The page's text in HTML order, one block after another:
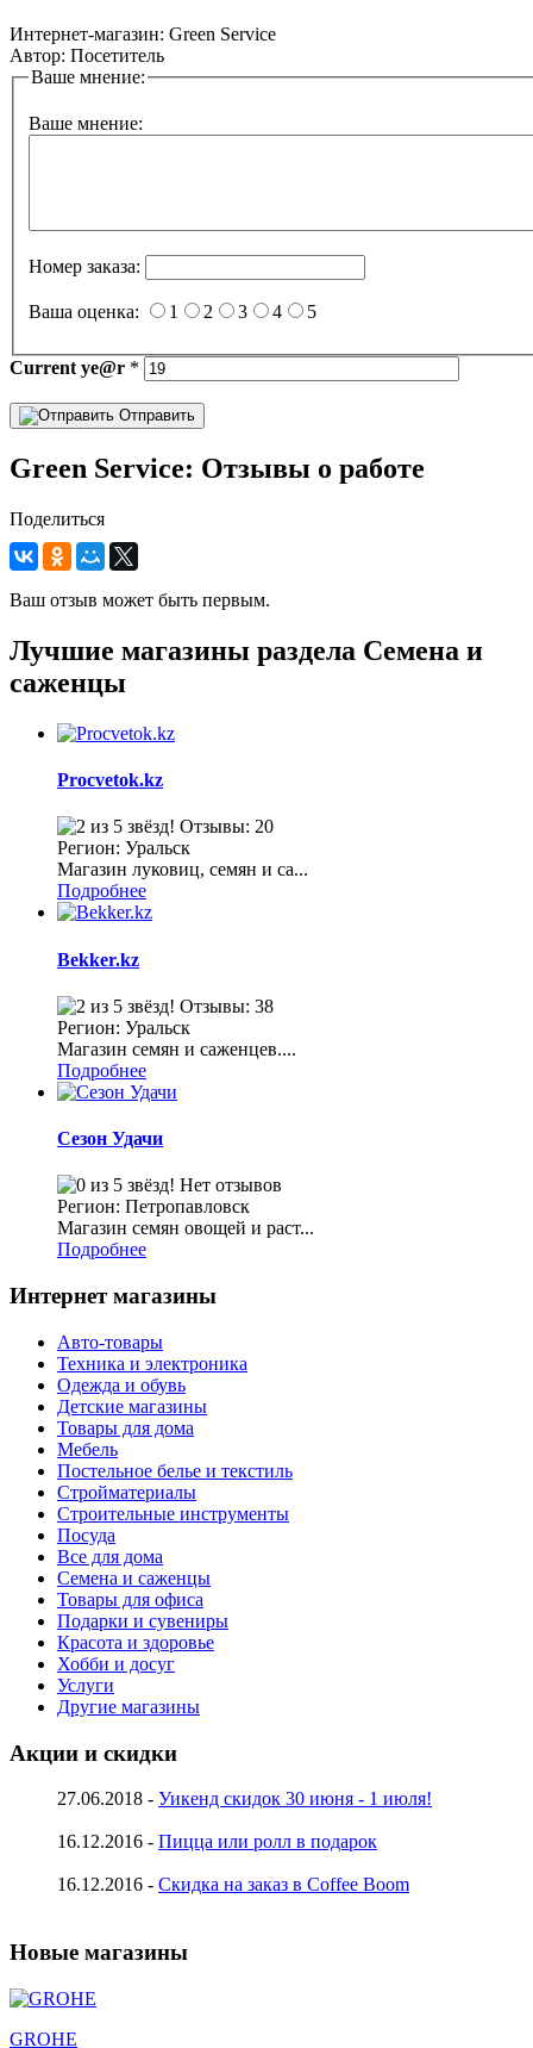
Интернет-магазин: Green Service
Автор: Посетитель
Ваше мнение:
Ваше мнение:
Номер заказа:
Ваша оценка: 1 2 3 4 5
Current ye@r *
Отправить
Green Service: Отзывы о работе
Поделиться
Ваш отзыв может быть первым.
Лучшие магазины раздела Семена и
саженцы
Procvetok.kz
Отзывы: 20
Регион: Уральск
Магазин луковиц, семян и са...
Подробнее
Bekker.kz
Отзывы: 38
Регион: Уральск
Магазин семян и саженцев....
Подробнее
Сезон Удачи
Нет отзывов
Регион: Петропавловск
Магазин семян овощей и раст...
Подробнее
Интернет магазины
Авто-товары
Техника и электроника
Одежда и обувь
Детские магазины
Товары для дома
Мебель
Постельное белье и текстиль
Стройматериалы
Строительные инструменты
Посуда
Все для дома
Семена и саженцы
Товары для офиса
Подарки и сувениры
Красота и здоровье
Хобби и досуг
Услуги
Другие магазины
Акции и скидки
27.06.2018 - Уикенд скидок 30 июня - 1 июля!
16.12.2016 - Пицца или ролл в подарок
16.12.2016 - Скидка на заказ в Coffee Boom
Новые магазины
GROHE